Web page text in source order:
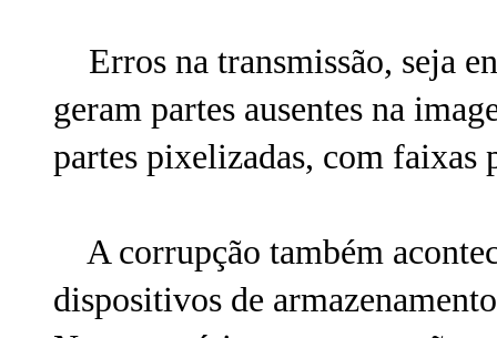
Erros na transmissão, seja
geram partes ausentes na
partes pixelizadas, com faixas
A corrupção também
dispositivos de